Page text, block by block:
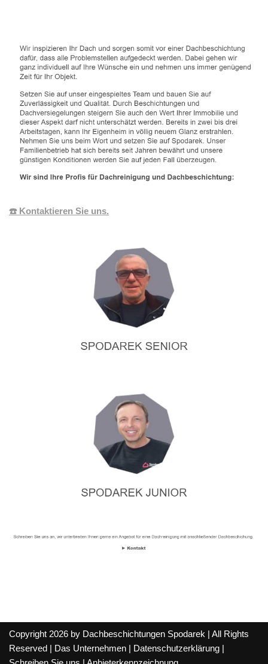
☎️ Kontaktieren Sie uns.
Copyright 2026 by Dachbeschichtungen Spodarek | All Rights
Reserved |
Das Unternehmen Datenschutzerklärung